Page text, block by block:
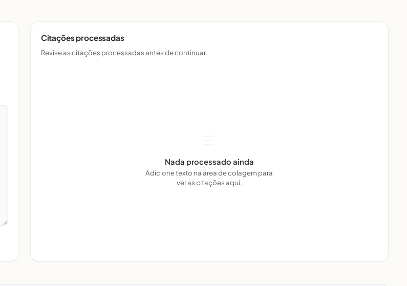
Citações processadas
Revise as citações processadas antes de continuar.
Nada processado ainda
Adicione texto na área de colagem para
ver as citações aqui.